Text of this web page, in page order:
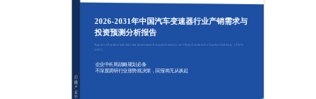
2026-2031年中国汽车变速器行业产销需求与
投资预测分析报告
Report of Produce and Sale and Investment Forecast Analysis on China Automotive Gearbox Industry（2026-
2031）
企业中长期战略规划必备
不深度调研行业形势就决策，回报将无从谈起